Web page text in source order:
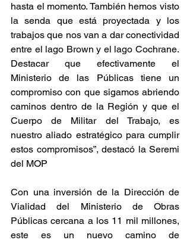
hasta el momento. También hemos visto
la senda que está proyectada y los
trabajos que nos van a dar conectividad
entre el lago Brown y el lago Cochrane.
Destacar que efectivamente el
Ministerio de las Públicas tiene un
compromiso con que sigamos abriendo
caminos dentro de la Región y que el
Cuerpo de Militar del Trabajo, es
nuestro aliado estratégico para cumplir
estos compromisos”, destacó la Seremi
del MOP
Con una inversión de la Dirección de
Vialidad del Ministerio de Obras
Públicas cercana a los 11 mil millones,
este es un nuevo camino de